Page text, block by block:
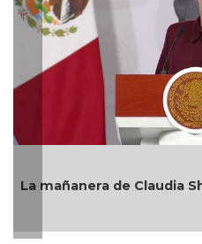
La mañanera de Claudia